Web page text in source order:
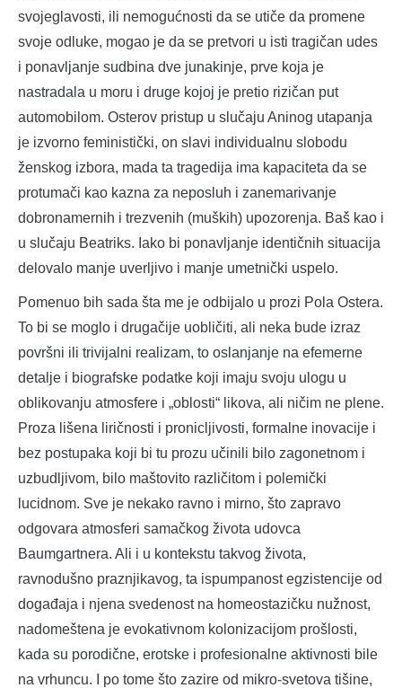
svojeglavosti, ili nemogućnosti da se utiče da promene
svoje odluke, mogao je da se pretvori u isti tragičan udes
i ponavljanje sudbina dve junakinje, prve koja je
nastradala u moru i druge kojoj je pretio rizičan put
automobilom. Osterov pristup u slučaju Aninog utapanja
je izvorno feministički, on slavi individualnu slobodu
ženskog izbora, mada ta tragedija ima kapaciteta da se
protumači kao kazna za neposluh i zanemarivanje
dobronamernih i trezvenih (muških) upozorenja. Baš kao i
u slučaju Beatriks. Iako bi ponavljanje identičnih situacija
delovalo manje uverljivo i manje umetnički uspelo.
Pomenuo bih sada šta me je odbijalo u prozi Pola Ostera.
To bi se moglo i drugačije uobličiti, ali neka bude izraz
površni ili trivijalni realizam, to oslanjanje na efemerne
detalje i biografske podatke koji imaju svoju ulogu u
oblikovanju atmosfere i „oblosti“ likova, ali ničim ne plene.
Proza lišena liričnosti i pronicljivosti, formalne inovacije i
bez postupaka koji bi tu prozu učinili bilo zagonetnom i
uzbudljivom, bilo maštovito različitom i polemički
lucidnom. Sve je nekako ravno i mirno, što zapravo
odgovara atmosferi samačkog života udovca
Baumgartnera. Ali i u kontekstu takvog života,
ravnodušno praznjikavog, ta ispumpanost egzistencije od
događaja i njena svedenost na homeostazičku nužnost,
nadomeštena je evokativnom kolonizacijom prošlosti,
kada su porodične, erotske i profesionalne aktivnosti bile
na vrhuncu. I po tome što zazire od mikro-svetova tišine,